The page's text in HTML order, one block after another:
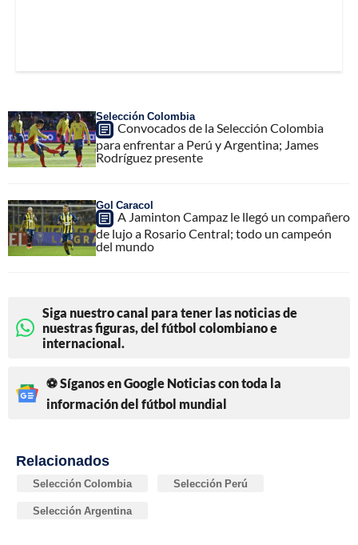
Selección Colombia
Convocados de la Selección Colombia
para enfrentar a Perú y Argentina; James
Rodríguez presente
Gol Caracol
A Jaminton Campaz le llegó un compañero
de lujo a Rosario Central; todo un campeón
del mundo
Siga nuestro canal para tener las noticias de
nuestras figuras, del fútbol colombiano e
internacional.
⚽ Síganos en Google Noticias con toda la
información del fútbol mundial
Relacionados
Selección Colombia Selección Perú
Selección Argentina